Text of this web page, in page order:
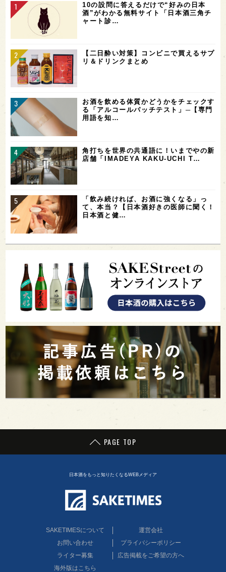
10の設問に答えるだけで“好みの日本
酒”がわかる無料サイト「日本酒三角チ
ャート診…
【二日酔い対策】コンビニで買えるサプ
リ＆ドリンクまとめ
お酒を飲める体質かどうかをチェックす
る「アルコールパッチテスト」─【専門
用語を知…
角打ちを世界の共通語に！いまでやの新
店舗「IMADEYA KAKU-UCHI T…
「飲み続ければ、お酒に強くなる」っ
て、本当？【日本酒好きの医師に聞く！
日本酒と健…
PAGE TOP
日本酒をもっと知りたくなるWEBメディア
SAKETIMESについて
運営会社
お問い合わせ
プライバシーポリシー
ライター募集
広告掲載をご希望の方へ
海外版はこちら